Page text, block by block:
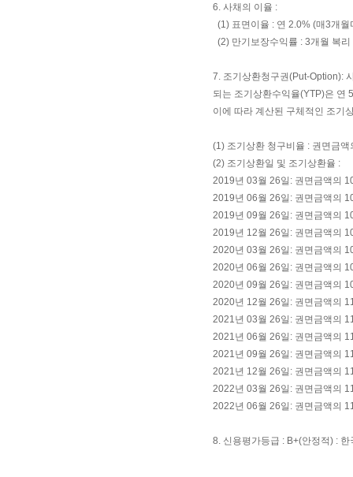
6. 사채의 이율 :
(1) 표면이율 : 연 2.0% (매3개월
(2) 만기보장수익률 : 3개월 복
7. 조기상환청구권(Put-Option):
되는 조기상환수익율(YTP)은 연
이에 따라 계산된 구체적인 조기
(1) 조기상환 청구비율 : 권면금
(2) 조기상환일 및 조기상환율 :
2019년 03월 26일: 권면금액의
2019년 06월 26일: 권면금액의
2019년 09월 26일: 권면금액의
2019년 12월 26일: 권면금액의
2020년 03월 26일: 권면금액의
2020년 06월 26일: 권면금액의
2020년 09월 26일: 권면금액의
2020년 12월 26일: 권면금액의
2021년 03월 26일: 권면금액의
2021년 06월 26일: 권면금액의
2021년 09월 26일: 권면금액의
2021년 12월 26일: 권면금액의
2022년 03월 26일: 권면금액의
2022년 06월 26일: 권면금액의
8. 신용평가등급 : B+(안정적) :